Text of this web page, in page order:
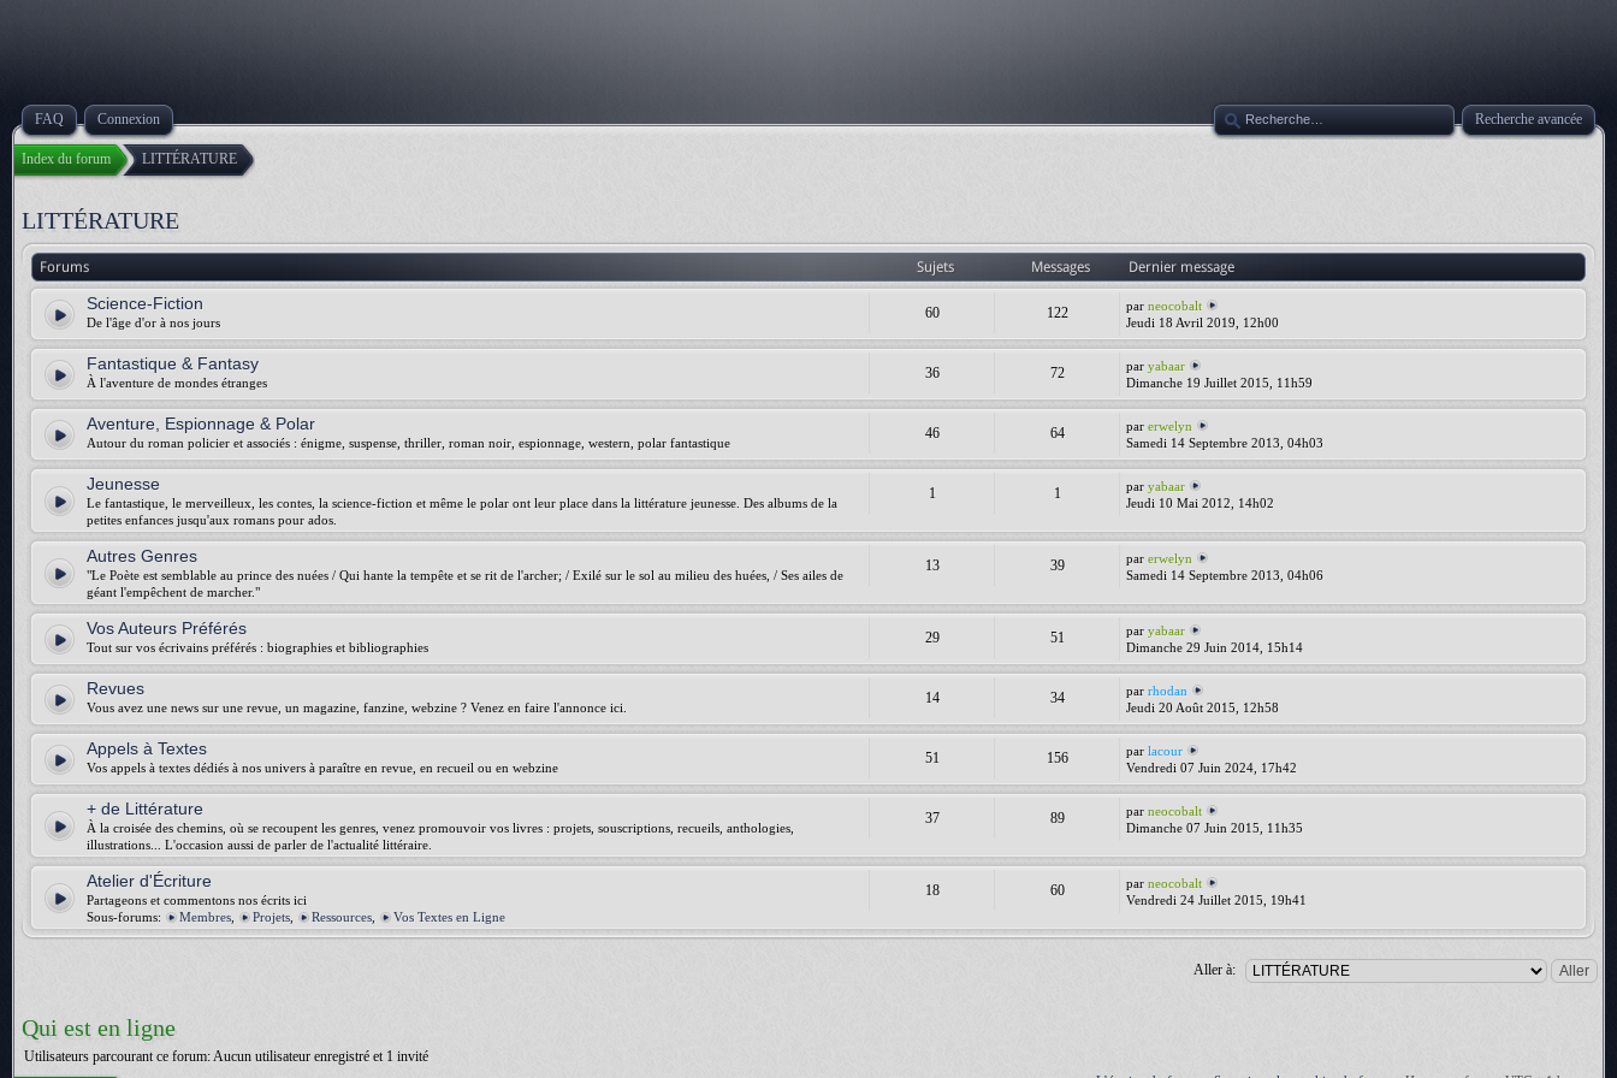
FAQ Connexion Recherche avancée
Index du forum LITTÉRATURE
LITTÉRATURE
Forums Sujets Messages Dernier message
Science-Fiction
De l'âge d'or à nos jours
60 122 parneocobalt
Jeudi 18 Avril 2019, 12h00
Fantastique & Fantasy
À l'aventure de mondes étranges
36 72 paryabaar
Dimanche 19 Juillet 2015, 11h59
Aventure, Espionnage & Polar
Autour du roman policier et associés : énigme, suspense, thriller, roman noir, espionnage, western, polar fantastique
46 64 parerwelyn
Samedi 14 Septembre 2013, 04h03
Jeunesse
Le fantastique, le merveilleux, les contes, la science-fiction et même le polar ont leur place dans la littérature jeunesse. Des albums de la
petites enfances jusqu'aux romans pour ados.
1 1 paryabaar
Jeudi 10 Mai 2012, 14h02
Autres Genres
"Le Poète est semblable au prince des nuées / Qui hante la tempête et se rit de l'archer; / Exilé sur le sol au milieu des huées, / Ses ailes de
géant l'empêchent de marcher."
13 39 parerwelyn
Samedi 14 Septembre 2013, 04h06
Vos Auteurs Préférés
Tout sur vos écrivains préférés : biographies et bibliographies
29 51 paryabaar
Dimanche 29 Juin 2014, 15h14
Revues
Vous avez une news sur une revue, un magazine, fanzine, webzine ? Venez en faire l'annonce ici.
14 34 parrhodan
Jeudi 20 Août 2015, 12h58
Appels à Textes
Vos appels à textes dédiés à nos univers à paraître en revue, en recueil ou en webzine
51 156 parlacour
Vendredi 07 Juin 2024, 17h42
+ de Littérature
À la croisée des chemins, où se recoupent les genres, venez promouvoir vos livres : projets, souscriptions, recueils, anthologies,
illustrations... L'occasion aussi de parler de l'actualité littéraire.
37 89 parneocobalt
Dimanche 07 Juin 2015, 11h35
Atelier d'Écriture
Partageons et commentons nos écrits ici
Sous-forums:
Membres Projets Ressources Vos Textes en Ligne
18 60 parneocobalt
Vendredi 24 Juillet 2015, 19h41
Aller à:
Qui est en ligne
Utilisateurs parcourant ce forum: Aucun utilisateur enregistré et 1 invité